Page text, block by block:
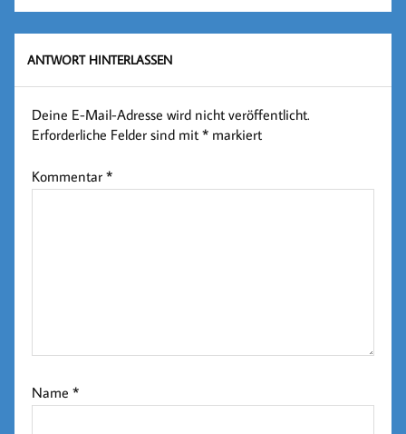
ANTWORT HINTERLASSEN
Deine E-Mail-Adresse wird nicht veröffentlicht.
Erforderliche Felder sind mit* markiert
Kommentar*
Name*